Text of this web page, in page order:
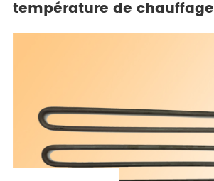
température de chauffage